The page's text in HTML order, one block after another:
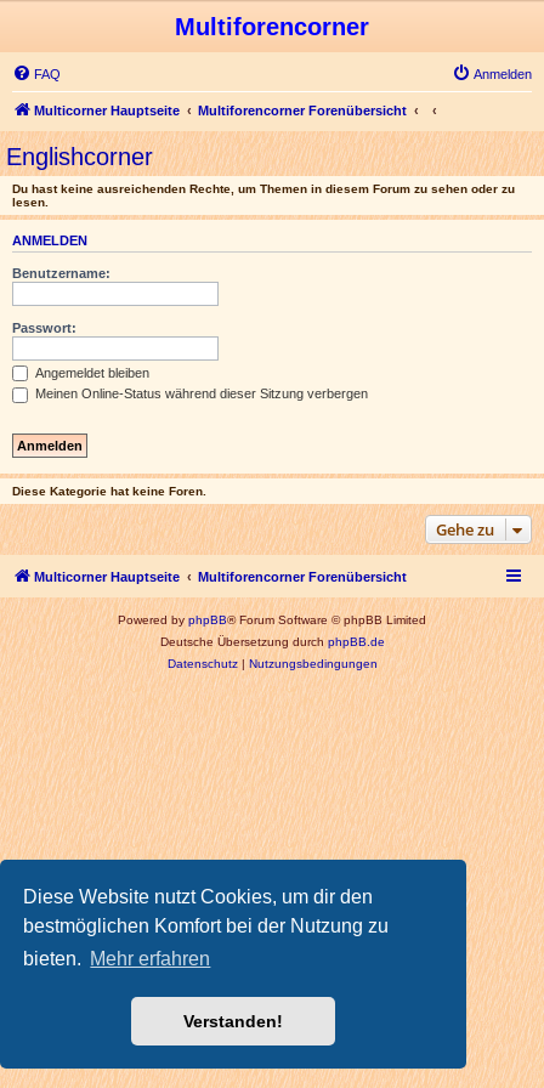
Diese Website nutzt Cookies, um dir den
bestmöglichen Komfort bei der Nutzung zu
bieten. Mehr erfahren
Verstanden!
Multiforencorner
FAQ Anmelden
Multicorner Hauptseite Multiforencorner Forenübersicht
Englishcorner
Du hast keine ausreichenden Rechte, um Themen in diesem Forum zu sehen oder zu
lesen.
ANMELDEN
Benutzername:
Passwort:
Angemeldet bleiben
Meinen Online-Status während dieser Sitzung verbergen
Diese Kategorie hat keine Foren.
Gehe zu
Multicorner Hauptseite Multiforencorner Forenübersicht
Powered byphpBB® Forum Software © phpBB Limited
Deutsche Übersetzung durchphpBB.de
Datenschutz|Nutzungsbedingungen